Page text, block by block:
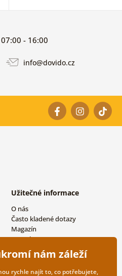
- 16:00
info@dovido.cz
Užitečné informace
O nás
Často kladené dotazy
Magazín
Kontakty
Velkoobchodní spolupráce
nám záleží
rychle najít to, co potřebujete,